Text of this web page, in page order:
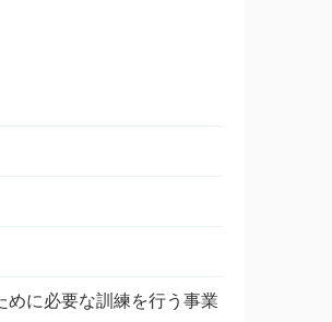
めに必要な訓練を行う事業